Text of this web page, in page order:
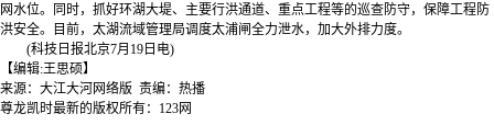
网水位。同时，抓好环湖大堤、主要行洪通道、重点工程等的巡查防守，保障工程防
洪安全。目前，太湖流域管理局调度太浦闸全力泄水，加大外排力度。
(科技日报北京7月19日电)
【编辑:王思硕】
来源：大江大河网络版 责编：热播
尊龙凯时最新的版权所有：123网